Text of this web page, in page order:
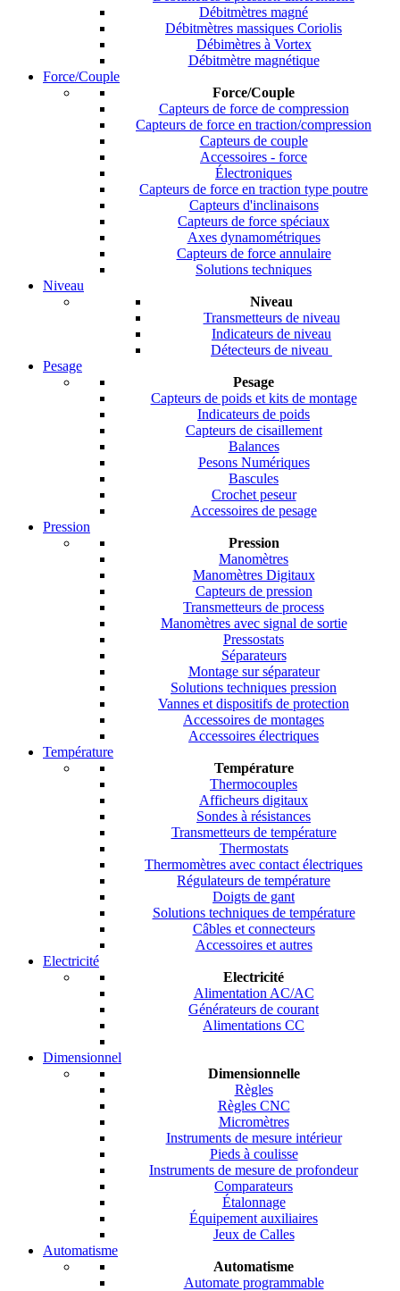
Débitmètres magné
Débitmètres massiques Coriolis
Débimètres à Vortex
Débitmètre magnétique
Force/Couple
Force/Couple
Capteurs de force de compression
Capteurs de force en traction/compression
Capteurs de couple
Accessoires - force
Électroniques
Capteurs de force en traction type poutre
Capteurs d'inclinaisons
Capteurs de force spéciaux
Axes dynamométriques
Capteurs de force annulaire
Solutions techniques
Niveau
Niveau
Transmetteurs de niveau
Indicateurs de niveau
Détecteurs de niveau
Pesage
Pesage
Capteurs de poids et kits de montage
Indicateurs de poids
Capteurs de cisaillement
Balances
Pesons Numériques
Bascules
Crochet peseur
Accessoires de pesage
Pression
Pression
Manomètres
Manomètres Digitaux
Capteurs de pression
Transmetteurs de process
Manomètres avec signal de sortie
Pressostats
Séparateurs
Montage sur séparateur
Solutions techniques pression
Vannes et dispositifs de protection
Accessoires de montages
Accessoires électriques
Température
Température
Thermocouples
Afficheurs digitaux
Sondes à résistances
Transmetteurs de température
Thermostats
Thermomètres avec contact électriques
Régulateurs de température
Doigts de gant
Solutions techniques de température
Câbles et connecteurs
Accessoires et autres
Electricité
Electricité
Alimentation AC/AC
Générateurs de courant
Alimentations CC
Dimensionnel
Dimensionnelle
Règles
Règles CNC
Micromètres
Instruments de mesure intérieur
Pieds à coulisse
Instruments de mesure de profondeur
Comparateurs
Étalonnage
Équipement auxiliaires
Jeux de Calles
Automatisme
Automatisme
Automate programmable